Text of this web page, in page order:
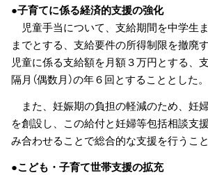
●子育てに係る経済的支援の強化
児童手当について、支給期間を中学生
までとする、支給要件の所得制限を撤廃
児童に係る支給額を月額３万円とする、
隔月（偶数月）の年６回とすることとした。
また、妊娠期の負担の軽減のため、妊
を創設し、この給付と妊婦等包括相談支
み合わせることで総合的な支援を行うこと
●こども・子育て世帯支援の拡充